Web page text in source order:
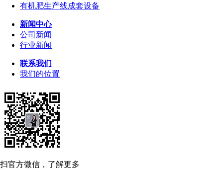
有机肥生产线成套设备
新闻中心
公司新闻
行业新闻
联系我们
我们的位置
扫官方微信，了解更多